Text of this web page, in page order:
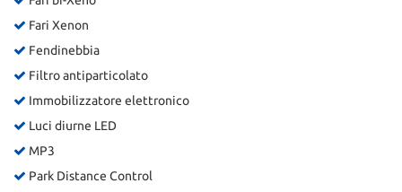
Fari Xenon
Fendinebbia
Filtro antiparticolato
Immobilizzatore elettronico
Luci diurne LED
MP3
Park Distance Control